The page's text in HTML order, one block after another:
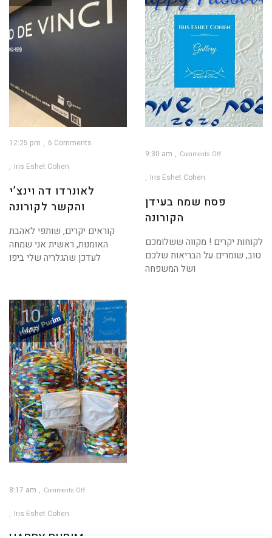
12:25 pm 6 Comments
Iris Eshet Cohen
לאונרדו דה וינצ’י
והקשר לקורונה
קוראים יקרים, שותפי לאהבת
האומנות, ראשית אני שמחה
לעדכן שהגלריה שלי ביפו
9:30 am Comments Off
Iris Eshet Cohen
פסח שמח בעידן
הקורונה
לקוחות יקרים ! מקווה ששלומכם
טוב, שומרים על הבריאות שלכם
ושל המשפחה
10
MAR
8:17 am Comments Off
Iris Eshet Cohen